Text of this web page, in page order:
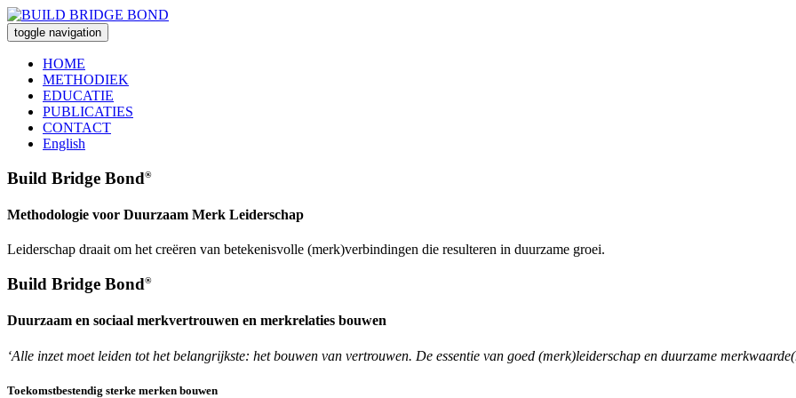
toggle navigation
HOME
METHODIEK
EDUCATIE
PUBLICATIES
CONTACT
English
Build Bridge Bond®
Methodologie voor Duurzaam Merk Leiderschap
Leiderschap draait om het creëren van betekenisvolle (merk)verbindingen die resulteren in duurzame groei.
Build Bridge Bond®
Duurzaam en sociaal merkvertrouwen en merkrelaties bouwen
‘Alle inzet moet leiden tot het belangrijkste: het bouwen van vertrouwen. De essentie van goed (merk)leiderschap en duurzame
Toekomstbestendig sterke merken bouwen